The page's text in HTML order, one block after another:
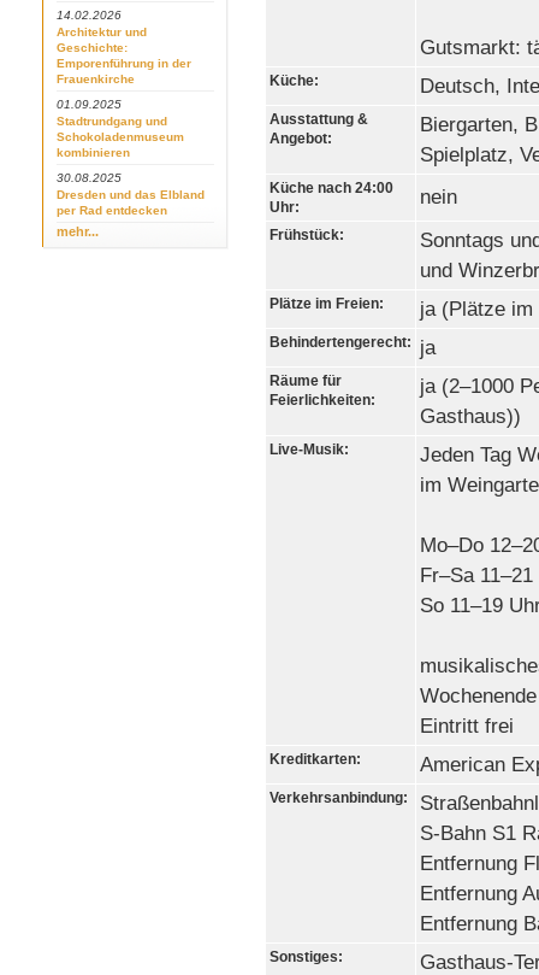
14.02.2026
Architektur und
Geschichte:
Emporenführung in der
Frauenkirche
01.09.2025
Stadtrundgang und
Schokoladenmuseum
kombinieren
30.08.2025
Dresden und das Elbland
per Rad entdecken
mehr...
Gutsmarkt:
Küche: Deutsch,
Ausstattung &
Angebot:
Biergarten,
Spielplatz,
Küche nach 24:00
Uhr:
nein
Frühstück:
Sonntags
und
Plätze im Freien: ja (Plätze im
Behindertengerecht: ja
Räume für
Feierlichkeiten:
ja (2–1000
Gasthaus))
Live-Musik:
Jeden Tag
im
Mo–Do
Fr–Sa 11–21
So 11–19
Eintritt frei
Kreditkarten: American
Verkehrsanbindung:
S-Bahn S1
Entfernung
Entfernung
Entfernung
Sonstiges: Gasthaus-